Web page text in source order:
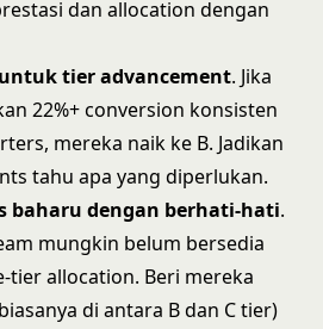
dan allocation dengan
tier advancement. Jika
22%+ conversion konsisten
mereka naik ke B. Jadikan
tahu apa yang diperlukan.
baharu dengan berhati-hati.
mungkin belum bersedia
allocation. Beri mereka
di antara B dan C tier)